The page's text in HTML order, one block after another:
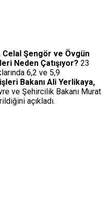
Celal Şengör ve Övgün
Neden Çatışıyor? 23
6,2 ve 5,9
Bakanı Ali Yerlikaya,
ve Şehircilik Bakanı Murat
açıkladı.